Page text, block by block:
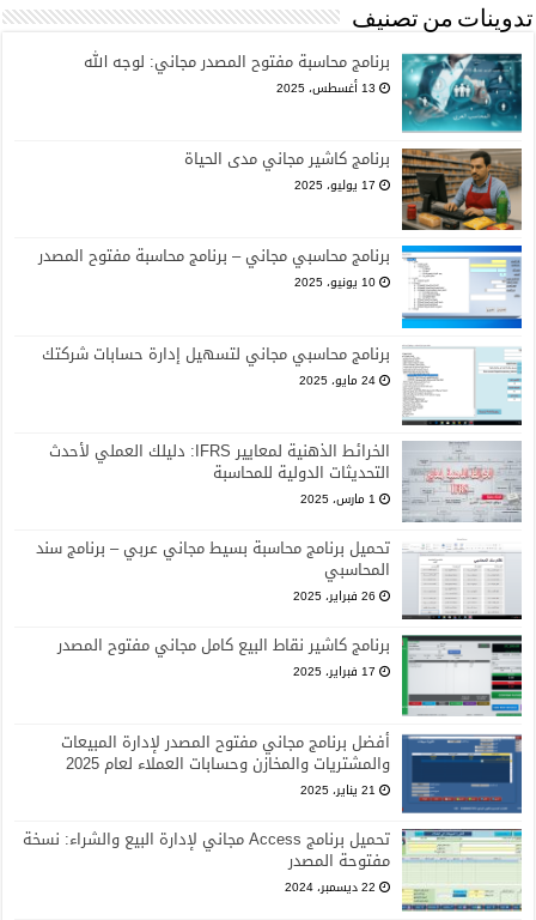
تدوينات من تصنيف
برنامج محاسبة مفتوح المصدر مجاني: لوجه الله
13 أغسطس، 2025
برنامج كاشير مجاني مدى الحياة
17 يوليو، 2025
برنامج محاسبي مجاني – برنامج محاسبة مفتوح المصدر
10 يونيو، 2025
برنامج محاسبي مجاني لتسهيل إدارة حسابات شركتك
24 مايو، 2025
الخرائط الذهنية لمعايير IFRS: دليلك العملي لأحدث
التحديثات الدولية للمحاسبة
1 مارس، 2025
تحميل برنامج محاسبة بسيط مجاني عربي – برنامج سند
المحاسبي
26 فبراير، 2025
برنامج كاشير نقاط البيع كامل مجاني مفتوح المصدر
17 فبراير، 2025
أفضل برنامج مجاني مفتوح المصدر لإدارة المبيعات
والمشتريات والمخازن وحسابات العملاء لعام 2025
21 يناير، 2025
تحميل برنامج Access مجاني لإدارة البيع والشراء: نسخة
مفتوحة المصدر
22 ديسمبر، 2024